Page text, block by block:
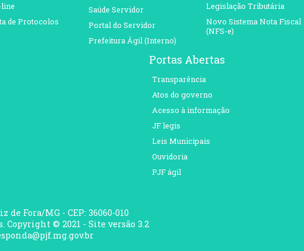
line
de Protocolos
Saúde Servidor
Portal do Servidor
Prefeitura Ágil (Interno)
Legislação Tributária
Novo Sistema Nota Fiscal
(NFS-e)
Portas Abertas
Transparência
Atos do governo
Acesso à informação
JF legis
Leis Municipais
Ouvidoria
PJF ágil
de Fora/MG - CEP: 36060-010
Copyright © 2021 - Site versão 3.2